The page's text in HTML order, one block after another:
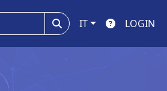
IT LOGIN